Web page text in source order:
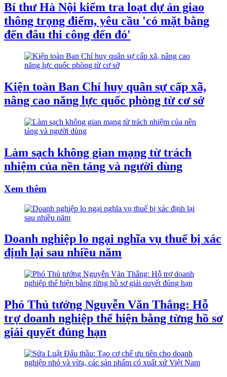
Bí thư Hà Nội kiểm tra loạt dự án giao
thông trọng điểm, yêu cầu 'có mặt bằng
đến đâu thi công đến đó'
Kiện toàn Ban Chỉ huy quân sự cấp xã,
nâng cao năng lực quốc phòng từ cơ sở
Làm sạch không gian mạng từ trách
nhiệm của nền tảng và người dùng
Xem thêm
Doanh nghiệp lo ngại nghĩa vụ thuế bị xác
định lại sau nhiều năm
Phó Thủ tướng Nguyễn Văn Thắng: Hỗ
trợ doanh nghiệp thể hiện bằng từng hồ sơ
giải quyết đúng hạn